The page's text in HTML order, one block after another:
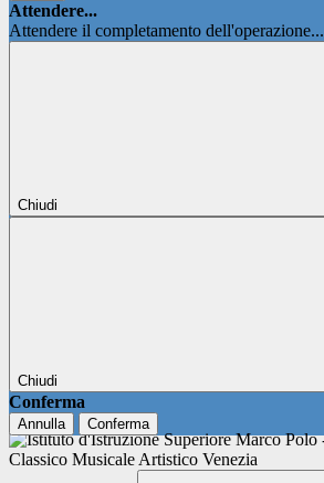
Attendere...
Attendere il completamento dell'operazione...
Chiudi
Chiudi
Conferma
Annulla Conferma